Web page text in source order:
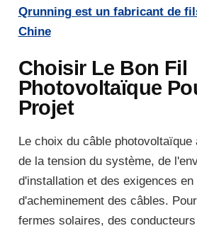
Qrunning est un fabricant de
Chine
Choisir Le Bon Fil
Photovoltaïque
Projet
Le choix du câble photovoltaïque
de la tension du système, de
d'installation et des exigences en
d'acheminement des câbles.
fermes solaires, des